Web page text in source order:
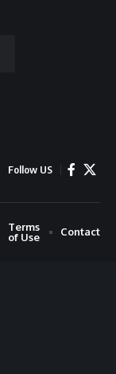
Follow US
Terms
of Use
Contact